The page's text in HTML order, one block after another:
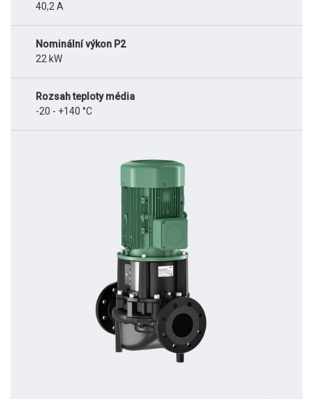
40,2 A
Nominální výkon P2
22 kW
Rozsah teploty média
-20 - +140 °C